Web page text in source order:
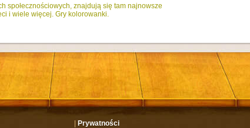
społecznościowych, znajdują się tam najnowsze
i wiele więcej. Gry kolorowanki.
Prywatności